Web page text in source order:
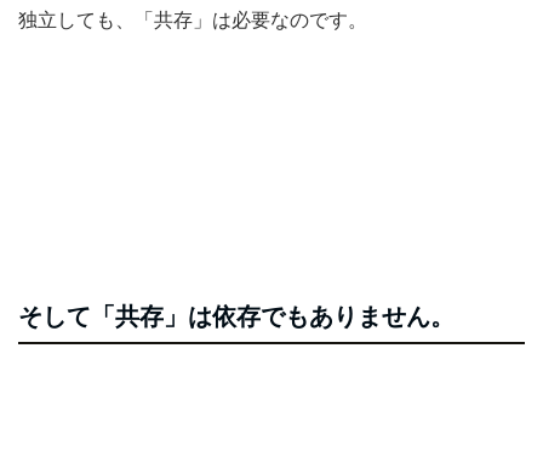
独立しても、「共存」は必要なのです。
そして「共存」は依存でもありません。